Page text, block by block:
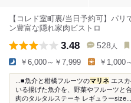
【コレド室町裏/当日予約可】パ
ン豊富な隠れ家肉ビストロ
3.48 528 人
￥6,000～￥7,999 ￥1,000
...■魚介と柑橘フルーツのマリネ エス
いる揚げた魚介を、野菜やフルーツと
肉のタルタルステーキ レギュラー